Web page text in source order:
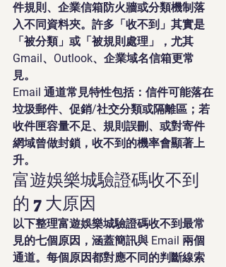
件規則、企業信箱防火牆或分類機制落
入不同資料夾。許多「收不到」其實是
「被分類」或「被規則處理」，尤其
Gmail、Outlook、企業域名信箱更常
見。
Email 通道常見特性包括：信件可能落在
垃圾郵件、促銷/社交分類或隔離區；若
收件匣容量不足、規則誤刪、或對寄件
網域曾做封鎖，收不到的機率會顯著上
升。
富遊娛樂城驗證碼收不到
的 7 大原因
以下整理富遊娛樂城驗證碼收不到最常
見的七個原因，涵蓋簡訊與 Email 兩個
通道。每個原因都對應不同的判斷線索